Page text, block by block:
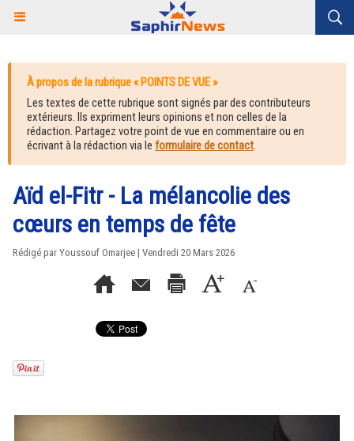
À propos de la rubrique « POINTS DE VUE »
Les textes de cette rubrique sont signés par des contributeurs
extérieurs. Ils expriment leurs opinions et non celles de la
rédaction. Partagez votre point de vue en commentaire ou en
écrivant à la rédaction via le formulaire de contact.
Aïd el-Fitr - La mélancolie des
cœurs en temps de fête
Rédigé par Youssouf Omarjee | Vendredi 20 Mars 2026